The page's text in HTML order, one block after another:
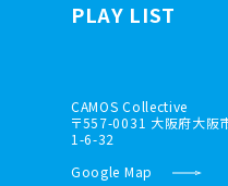
PLAY LIST
CAMOS Collective
〒557-0031 大阪府大阪
1-6-32
Google Map